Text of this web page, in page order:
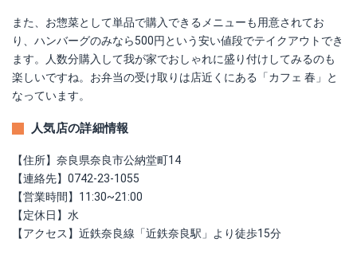
また、お惣菜として単品で購入できるメニューも用意されてお
り、ハンバーグのみなら500円という安い値段でテイクアウトでき
ます。人数分購入して我が家でおしゃれに盛り付けしてみるのも
楽しいですね。お弁当の受け取りは店近くにある「カフェ 春」と
なっています。
人気店の詳細情報
【住所】奈良県奈良市公納堂町14
【連絡先】0742-23-1055
【営業時間】11:30~21:00
【定休日】水
【アクセス】近鉄奈良線「近鉄奈良駅」より徒歩15分